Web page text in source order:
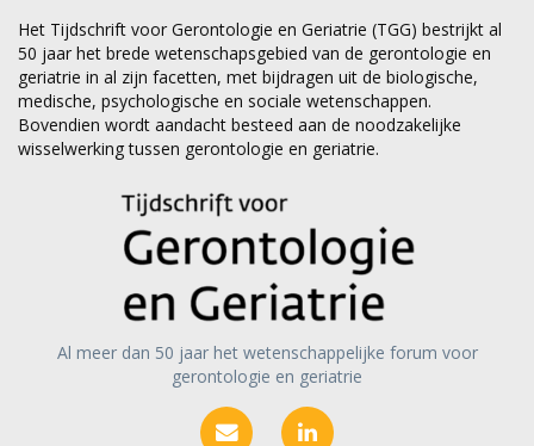
Het Tijdschrift voor Gerontologie en Geriatrie (TGG) bestrijkt al
50 jaar het brede wetenschapsgebied van de gerontologie en
geriatrie in al zijn facetten, met bijdragen uit de biologische,
medische, psychologische en sociale wetenschappen.
Bovendien wordt aandacht besteed aan de noodzakelijke
wisselwerking tussen gerontologie en geriatrie.
Al meer dan 50 jaar het wetenschappelijke forum voor
gerontologie en geriatrie